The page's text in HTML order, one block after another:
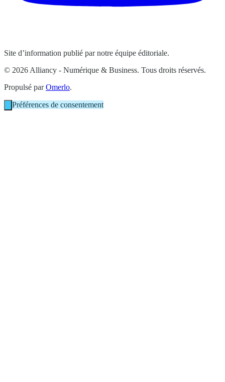
Site d’information publié par notre équipe éditoriale.
© 2026 Alliancy - Numérique & Business. Tous droits réservés.
Propulsé parOmerlo.
Préférences de consentement